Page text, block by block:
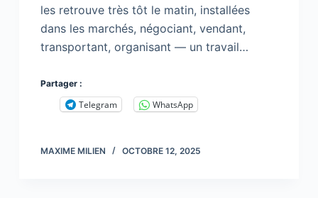
les retrouve très tôt le matin, installées
dans les marchés, négociant, vendant,
transportant, organisant — un travail…
Partager :
Telegram WhatsApp
MAXIME MILIEN OCTOBRE 12, 2025